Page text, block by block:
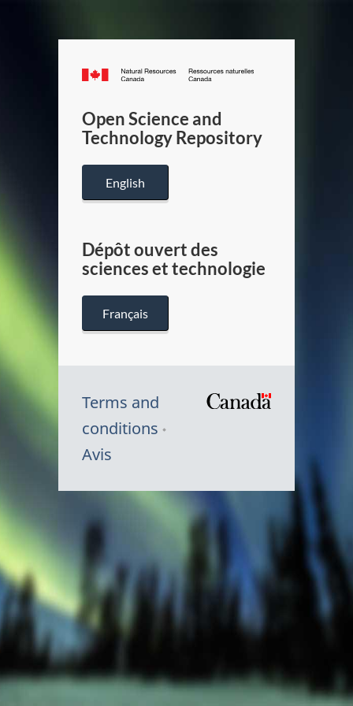
Canada.ca
/
Canada
Open Science and
Technology Repository
English
Dépôt ouvert des
sciences et technologie
Français
Terms and
conditions
Avis
Canada